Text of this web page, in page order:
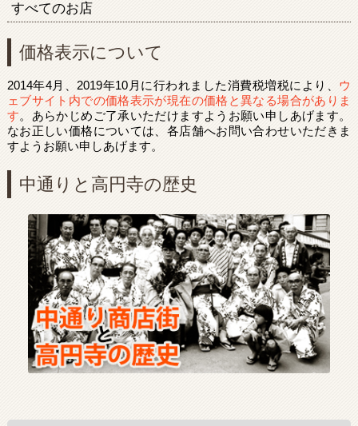
すべてのお店
価格表示について
2014年4月、2019年10月に行われました消費税増税により、 ウ
ェブサイト内での価格表示が現在の価格と異なる場合がありま
す。あらかじめご了承いただけますようお願い申しあげます。
なお正しい価格については、各店舗へお問い合わせいただきま
すようお願い申しあげます。
中通りと高円寺の歴史